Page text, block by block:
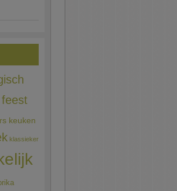
feest
keuken
klassieker